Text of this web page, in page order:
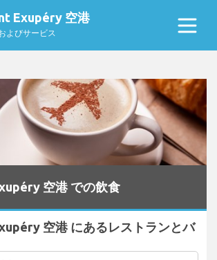
Exupéry 空港
よびサービス
空港 での飲食
空港 にあるレストランとバ